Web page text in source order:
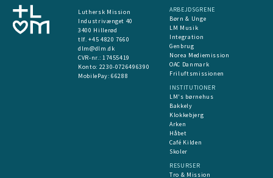
Luthersk Mission
Industrivænget 40
3400 Hillerød
tlf. +45 4820 7660
dlm@dlm.dk
CVR-nr.: 17455419
​Konto: 2230-0726496390
MobilePay:66288
ARBEJDSGRENE
Børn & Unge
LM Musik
Integration
Genbrug
Norea Mediemission
OAC Danmark
Friluftsmissionen
INSTITUTIONER
LM's børnehus
Bakkely
Klokkebjerg
Arken
Håbet
Café Kilden
Skoler
RESURSER
Tro & Mission